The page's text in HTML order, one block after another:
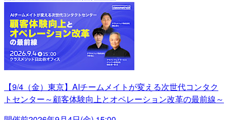
【9/4（金）東京】AIチームメイトが変える次世代コンタク
トセンター～顧客体験向上とオペレーション改革の最前線～